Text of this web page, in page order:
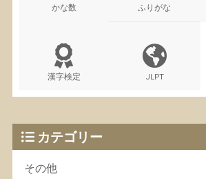
かな数 ふりがな
漢字検定 JLPT
カテゴリー
その他